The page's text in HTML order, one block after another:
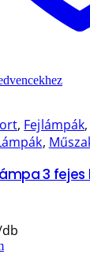
, Fejlámpák,
,
3